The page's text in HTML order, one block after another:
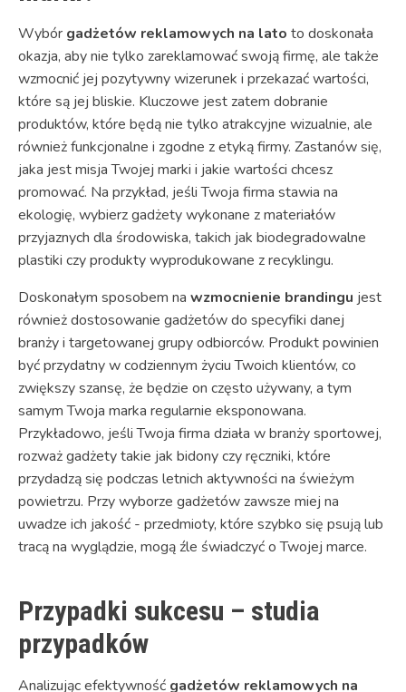
Wybór gadżetów reklamowych na lato to doskonała
okazja, aby nie tylko zareklamować swoją firmę, ale także
wzmocnić jej pozytywny wizerunek i przekazać wartości,
które są jej bliskie. Kluczowe jest zatem dobranie
produktów, które będą nie tylko atrakcyjne wizualnie, ale
również funkcjonalne i zgodne z etyką firmy. Zastanów się,
jaka jest misja Twojej marki i jakie wartości chcesz
promować. Na przykład, jeśli Twoja firma stawia na
ekologię, wybierz gadżety wykonane z materiałów
przyjaznych dla środowiska, takich jak biodegradowalne
plastiki czy produkty wyprodukowane z recyklingu.
Doskonałym sposobem na wzmocnienie brandingu jest
również dostosowanie gadżetów do specyfiki danej
branży i targetowanej grupy odbiorców. Produkt powinien
być przydatny w codziennym życiu Twoich klientów, co
zwiększy szansę, że będzie on często używany, a tym
samym Twoja marka regularnie eksponowana.
Przykładowo, jeśli Twoja firma działa w branży sportowej,
rozważ gadżety takie jak bidony czy ręczniki, które
przydadzą się podczas letnich aktywności na świeżym
powietrzu. Przy wyborze gadżetów zawsze miej na
uwadze ich jakość - przedmioty, które szybko się psują lub
tracą na wyglądzie, mogą źle świadczyć o Twojej marce.
Przypadki sukcesu – studia
przypadków
Analizując efektywność gadżetów reklamowych na